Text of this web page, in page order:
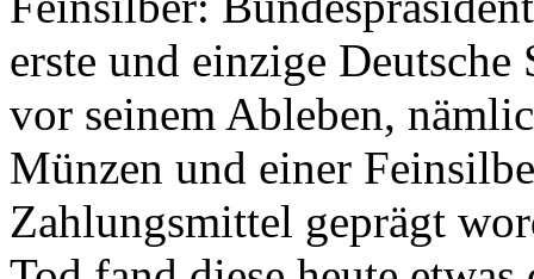
erste und einzige Deutsche
vor seinem Ableben,
Münzen und einer
Zahlungsmittel geprägt